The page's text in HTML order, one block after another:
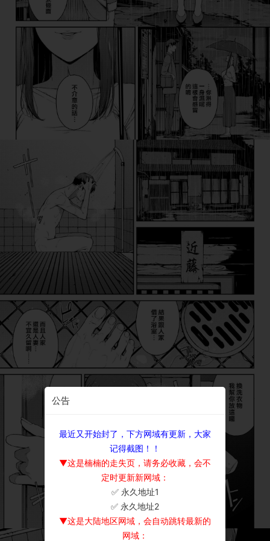
公告
最近又开始封了，下方网域有更新，大家
记得截图！！
▼这是楠楠的走失页，请务必收藏，会不
定时更新新网域：
✅ 永久地址1
✅ 永久地址2
▼这是大陆地区网域，会自动跳转最新的
网域：